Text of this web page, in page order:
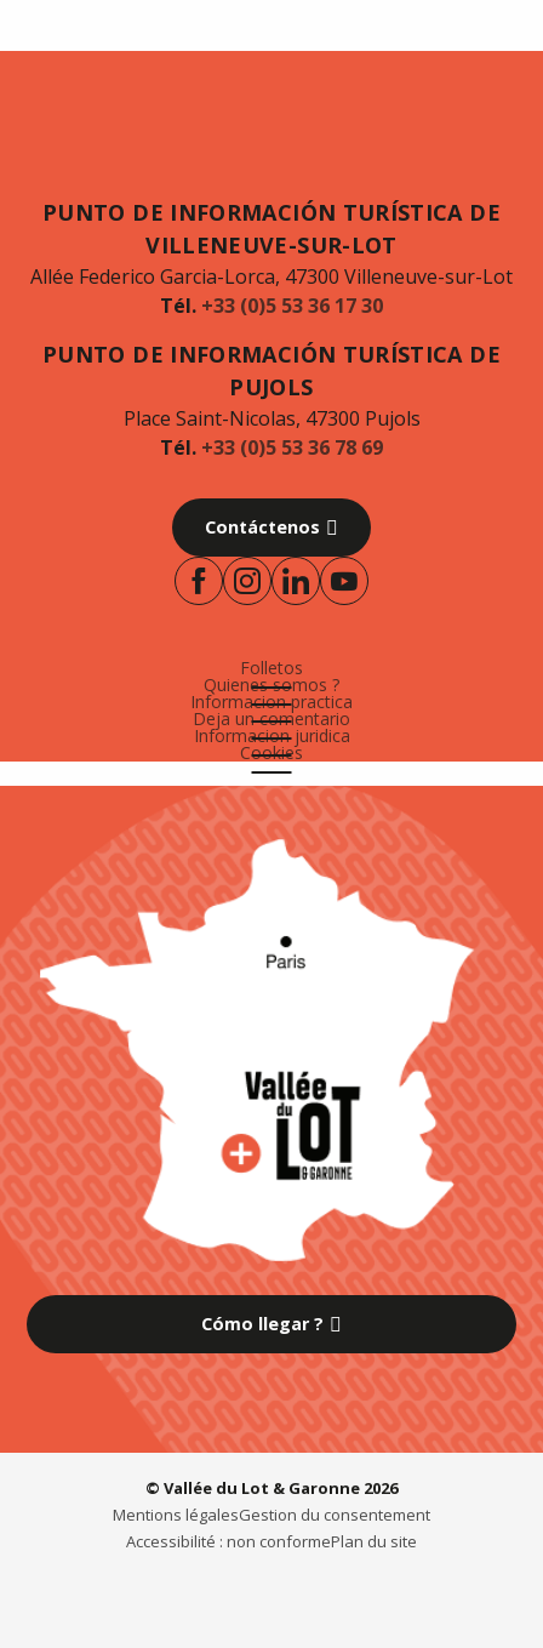
PUNTO DE INFORMACIÓN TURÍSTICA DE
VILLENEUVE-SUR-LOT
Allée Federico Garcia-Lorca, 47300 Villeneuve-sur-Lot
Tél. +33 (0)5 53 36 17 30
PUNTO DE INFORMACIÓN TURÍSTICA DE
PUJOLS
Place Saint-Nicolas, 47300 Pujols
Tél. +33 (0)5 53 36 78 69
Contáctenos
Folletos
Quienes somos ?
Informacion practica
Deja un comentario
Informacion juridica
Cookies
Cómo llegar ?
© Vallée du Lot & Garonne 2026
Mentions légalesGestion du consentement
Accessibilité : non conformePlan du site